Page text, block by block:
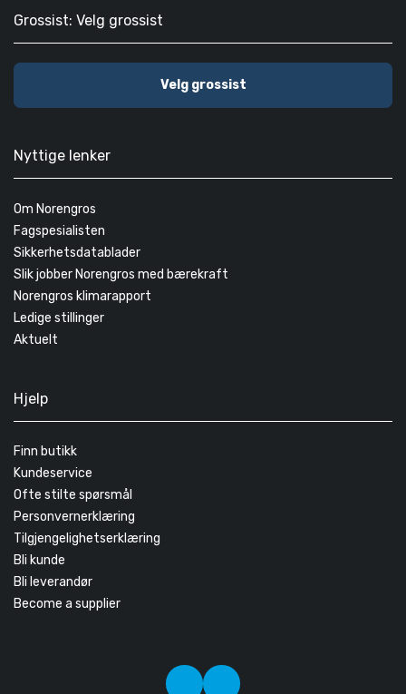
Grossist: Velg grossist
Velg grossist
Nyttige lenker
Om Norengros
Fagspesialisten
Sikkerhetsdatablader
Slik jobber Norengros med bærekraft
Norengros klimarapport
Ledige stillinger
Aktuelt
Hjelp
Finn butikk
Kundeservice
Ofte stilte spørsmål
Personvernerklæring
Tilgjengelighetserklæring
Bli kunde
Bli leverandør
Become a supplier